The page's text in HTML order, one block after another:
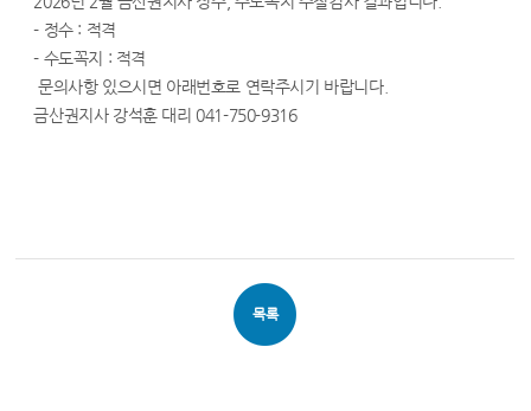
- 정수 : 적격
- 수도꼭지 : 적격
문의사항 있으시면 아래번호로 연락주시기 바랍니다.
금산권지사 강석훈 대리 041-750-9316
목록